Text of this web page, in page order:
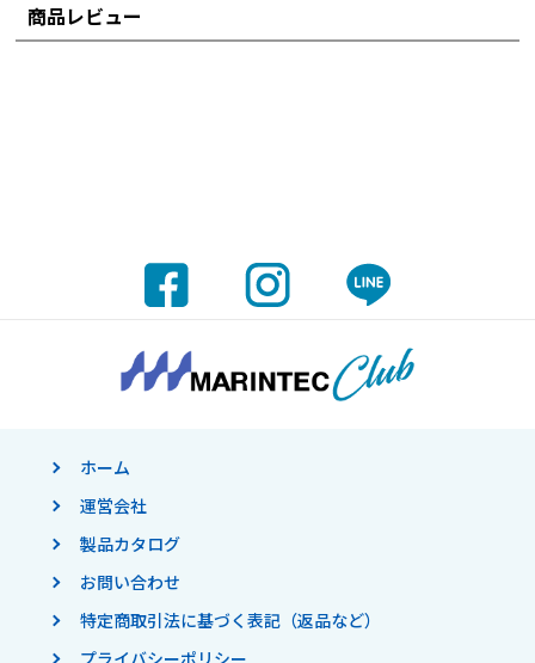
商品レビュー
ホーム
運営会社
製品カタログ
お問い合わせ
特定商取引法に基づく表記（返品など）
プライバシーポリシー